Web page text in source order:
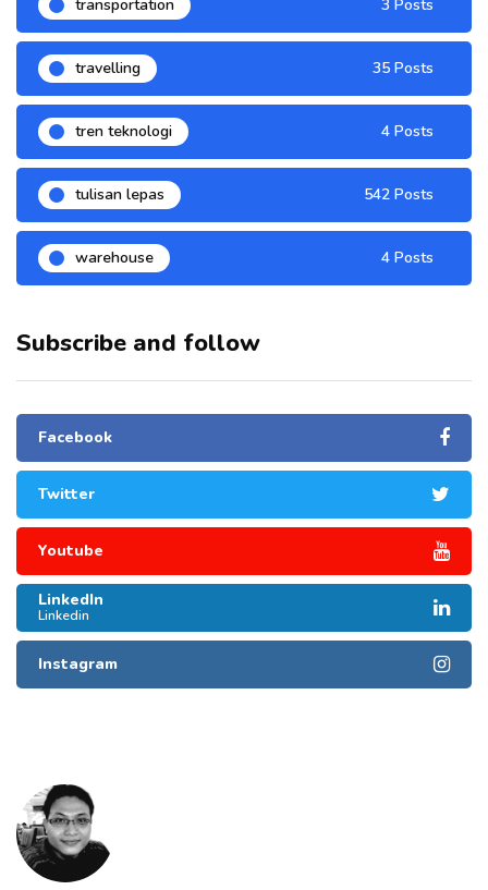
transportation 3 Posts
travelling 35 Posts
tren teknologi 4 Posts
tulisan lepas 542 Posts
warehouse 4 Posts
Subscribe and follow
Facebook
Twitter
Youtube
LinkedIn
Linkedin
Instagram